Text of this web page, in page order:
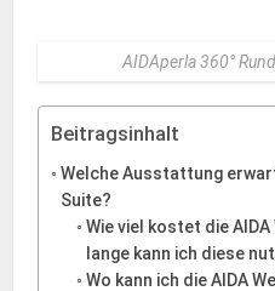
AIDAperla 360°
Beitragsinhalt
Welche Ausstattung
Suite?
Wie viel kostet die
lange kann ich diese
Wo kann ich die AIDA